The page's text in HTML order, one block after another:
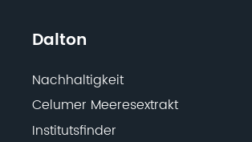
Dalton
Nachhaltigkeit
Celumer Meeresextrakt
Institutsfinder